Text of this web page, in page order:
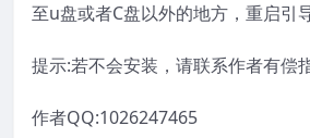
至u盘或者C盘以外的地方，重启引
提示:若不会安装，请联系作者有偿
作者QQ:1026247465